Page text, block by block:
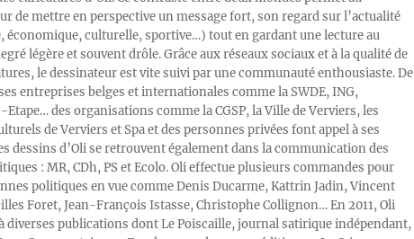
de mettre en perspective un message fort, son regard sur l’actualité
économique, culturelle, sportive…) tout en gardant une lecture au
légère et souvent drôle. Grâce aux réseaux sociaux et à la qualité de
le dessinateur est vite suivi par une communauté enthousiaste. De
entreprises belges et internationales comme la SWDE, ING,
des organisations comme la CGSP, la Ville de Verviers, les
de Verviers et Spa et des personnes privées font appel à ses
dessins d’Oli se retrouvent également dans la communication des
: MR, CDh, PS et Ecolo. Oli effectue plusieurs commandes pour
politiques en vue comme Denis Ducarme, Kattrin Jadin, Vincent
Foret, Jean-François Istasse, Christophe Collignon… En 2011, Oli
diverses publications dont Le Poiscaille, journal satirique indépendant,